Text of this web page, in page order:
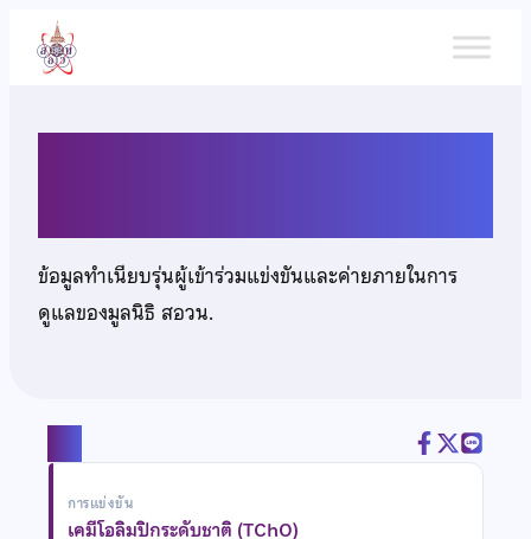
เนื้อหา
ข้อมูลทำเนียบรุ่นผู้เข้าร่วมแข่งขันและค่ายภายในการ
ดูแลของมูลนิธิ สอวน.
การแข่งขัน
เคมีโอลิมปิกระดับชาติ (TChO)